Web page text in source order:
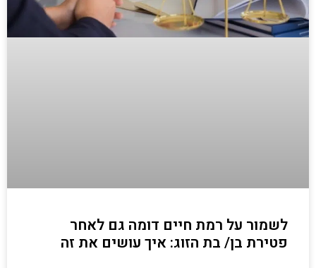
לשמור על רמת חיים דומה גם לאחר
פטירת בן/ בת הזוג: איך עושים את זה